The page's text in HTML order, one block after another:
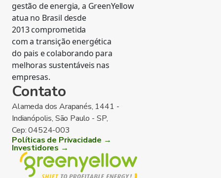
gestão de energia, a GreenYellow
atua no Brasil desde
2013 comprometida
com a transição energética
do pais e colaborando para
melhoras sustentáveis nas
empresas.
Contato
Alameda dos Arapanés, 1441 -
Indianópolis, São Paulo - SP,
Cep: 04524-003
Políticas de Privacidade →
Investidores →